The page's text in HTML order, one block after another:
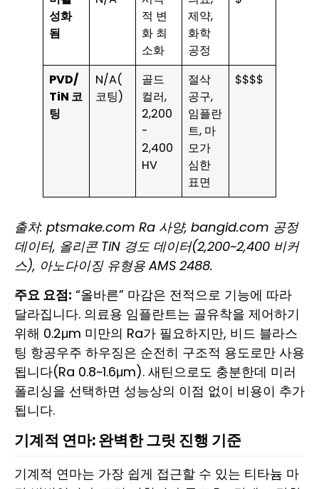
성화
됨
적 변
화 최
소화
제약,
화학
공정
PVD/
TiN 코
팅
N/A(
코팅)
골드
컬러,
2,200
-
2,400
HV
절삭
공구,
임플란
트, 마
모가
심한
표면
$$$$
출처: ptsmake.com Ra 사양, bangid.com 공정
데이터, 올리콘 TiN 경도 데이터(2,200~2,400 비커
스), 아노다이징 유형용 AMS 2488.
주요 요점: “올바른” 마감은 전적으로 기능에 따라
달라집니다. 의료용 임플란트는 골유착을 제어하기
위해 0.2μm 미만의 Ra가 필요하지만, 비드 블라스
팅 항공우주 하우징은 순전히 구조적 용도로만 사용
됩니다(Ra 0.8~1.6μm). 새틴으로도 충분한데 미러
폴리싱을 선택하면 성능상의 이점 없이 비용이 추가
됩니다.
기계적 연마: 완벽한 그릿 진행 기준
기계적 연마는 가장 쉽게 접근할 수 있는 티타늄 마